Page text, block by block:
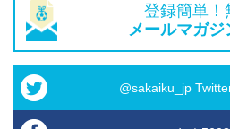
登録簡単！
メールマガジ
@sakaiku_jp